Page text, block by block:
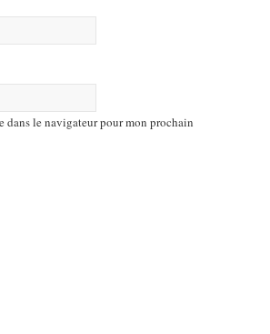
dans le navigateur pour mon prochain